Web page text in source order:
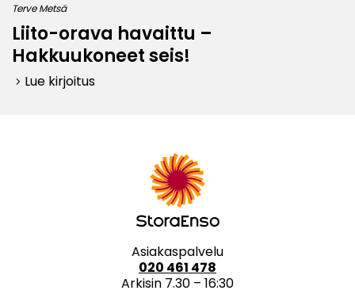
Terve Metsä
Liito-orava havaittu –
Hakkuukoneet seis!
keyboard_arrow_right Lue kirjoitus
Asiakaspalvelu
020 461 478
Arkisin 7.30 – 16:30